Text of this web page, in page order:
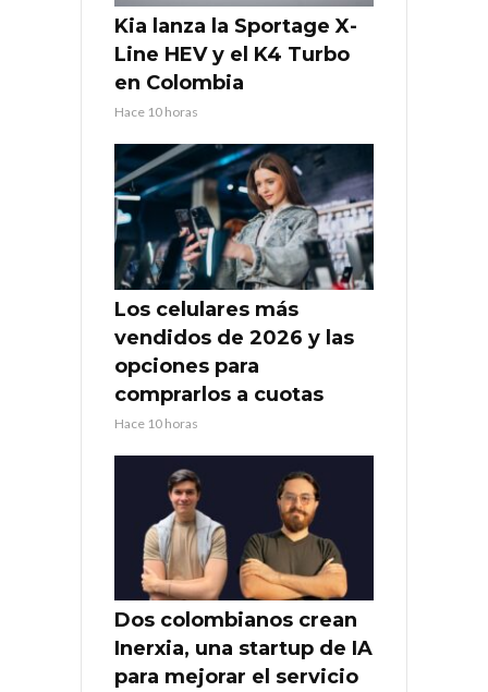
Kia lanza la Sportage X-
Line HEV y el K4 Turbo
en Colombia
Hace 10 horas
Los celulares más
vendidos de 2026 y las
opciones para
comprarlos a cuotas
Hace 10 horas
Dos colombianos crean
Inerxia, una startup de IA
para mejorar el servicio